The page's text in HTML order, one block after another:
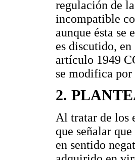
regulación de
incompatible
aunque ésta se
es discutido,
artículo 1949
se modifica
2.
Al tratar de los
que señalar
en sentido